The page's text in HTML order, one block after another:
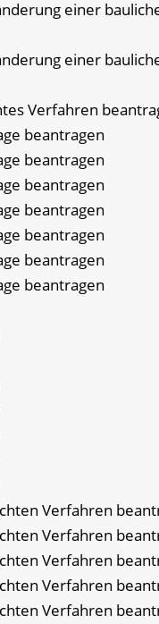
einer
einer
Verfahren
beantragen
beantragen
beantragen
beantragen
beantragen
beantragen
beantragen
Verfahren
Verfahren
Verfahren
Verfahren
Verfahren